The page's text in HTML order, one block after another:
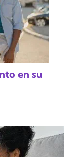
en su